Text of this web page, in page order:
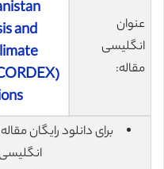
عنوان
انگلیسی
مقاله:
and